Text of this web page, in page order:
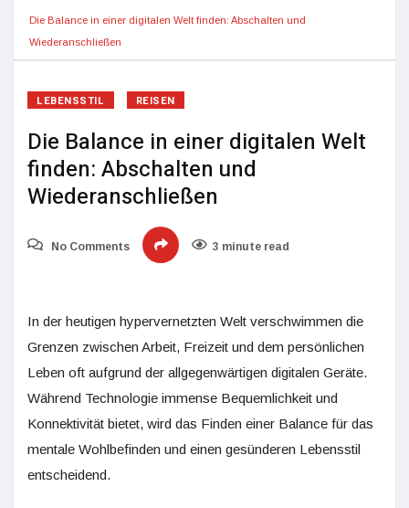
Die Balance in einer digitalen Welt finden: Abschalten und
Wiederanschließen
LEBENSSTIL REISEN
Die Balance in einer digitalen Welt
finden: Abschalten und
Wiederanschließen
No Comments 3 minute read
In der heutigen hypervernetzten Welt verschwimmen die
Grenzen zwischen Arbeit, Freizeit und dem persönlichen
Leben oft aufgrund der allgegenwärtigen digitalen Geräte.
Während Technologie immense Bequemlichkeit und
Konnektivität bietet, wird das Finden einer Balance für das
mentale Wohlbefinden und einen gesünderen Lebensstil
entscheidend.